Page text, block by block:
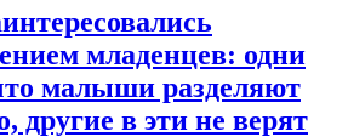
младенцев: одни
малыши разделяют
другие в эти не верят